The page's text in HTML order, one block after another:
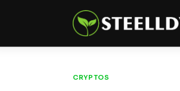
Markets
CRYPTOS